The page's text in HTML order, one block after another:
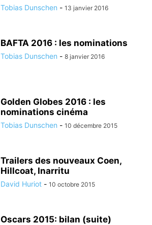
Tobias Dunschen - 13 janvier 2016
BAFTA 2016 : les nominations
Tobias Dunschen - 8 janvier 2016
Golden Globes 2016 : les
nominations cinéma
Tobias Dunschen - 10 décembre 2015
Trailers des nouveaux Coen,
Hillcoat, Inarritu
David Huriot - 10 octobre 2015
Oscars 2015: bilan (suite)